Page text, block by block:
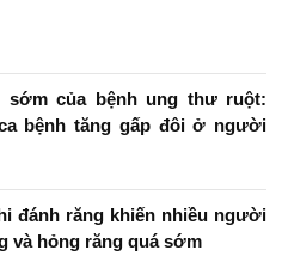
sớm của bệnh ung thư ruột:
bệnh tăng gấp đôi ở người
đánh răng khiến nhiều người
và hỏng răng quá sớm